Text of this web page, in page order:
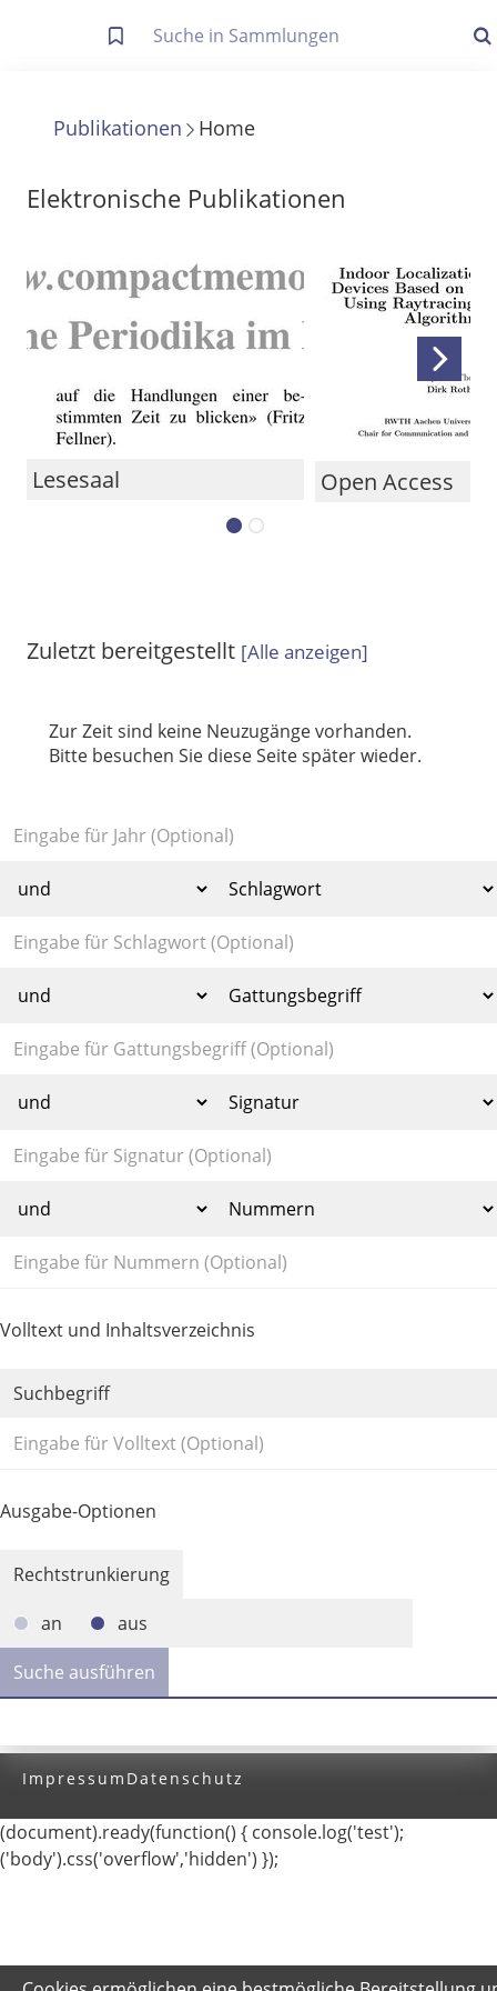
Die letzte Trefferliste besteht aus Ihrer letzten Suche, samt
Zuletzt gesucht
Noch keine Suchworte
Suche in Metadaten
Volltext und Inhaltsverzeichnis
Suchbegriff
Ausgabe-Optionen
Rechtstrunkierung
an
aus
Publikationen Home
Elektronische Publikationen
Lesesaal Open Access
Zuletzt bereitgestellt [Alle anzeigen]
Zur Zeit sind keine Neuzugänge vorhanden.
Bitte besuchen Sie diese Seite später wieder.
Impressum Datenschutz
(document).ready(function() { console.log('test');
('body').css('overflow','hidden') });